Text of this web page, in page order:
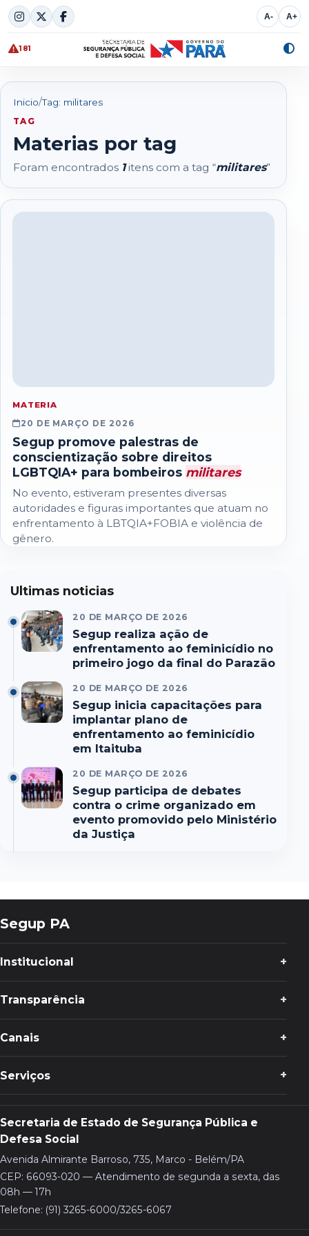
Skip
to
content
A- A+
181
Inicio/Tag: militares
TAG
Materias por tag
Foram encontrados 1itens com a tag “militares”
MATERIA
20 DE MARÇO DE 2026
Segup promove palestras de
conscientização sobre direitos
LGBTQIA+ para bombeiros militares
No evento, estiveram presentes diversas
autoridades e figuras importantes que atuam no
enfrentamento à LBTQIA+FOBIA e violência de
gênero.
Ultimas noticias
20 DE MARÇO DE 2026
Segup realiza ação de
enfrentamento ao feminicídio no
primeiro jogo da final do Parazão
20 DE MARÇO DE 2026
Segup inicia capacitações para
implantar plano de
enfrentamento ao feminicídio
em Itaituba
20 DE MARÇO DE 2026
Segup participa de debates
contra o crime organizado em
evento promovido pelo Ministério
da Justiça
Segup PA
Institucional
Transparência
Canais
Serviços
Secretaria de Estado de Segurança Pública e
Defesa Social
Avenida Almirante Barroso, 735, Marco - Belém/PA
CEP: 66093-020 — Atendimento de segunda a sexta, das
08h — 17h
Telefone: (91) 3265-6000/3265-6067